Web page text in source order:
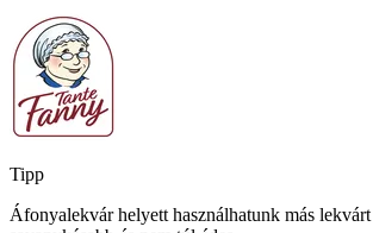
Tipp
Áfonyalekvár helyett használhatunk más